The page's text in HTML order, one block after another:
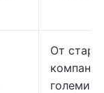
От
големи